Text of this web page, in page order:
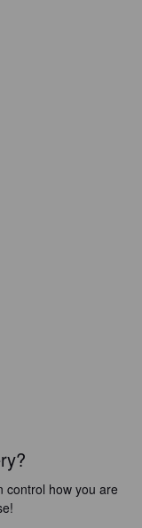
control how you are